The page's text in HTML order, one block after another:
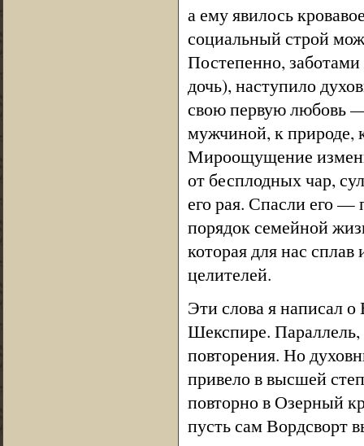
а ему явилось
социальный строй
Постепенно,
дочь), наступило
свою первую любовь
мужчиной, к природе,
Мироощущение
от бесплодных чар,
его рая. Спасли его
порядок семейной
которая для нас
целителей.
Эти слова я написал о
Шекспире. Параллель,
повторения. Но
привело в высшей
повторно в Озерный
пусть сам Вордсворт